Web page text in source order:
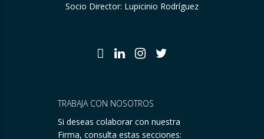
Socio Director: Lupicinio Rodríguez
TRABAJA CON NOSOTROS
Si deseas colaborar con nuestra
Firma, consulta estas secciones: